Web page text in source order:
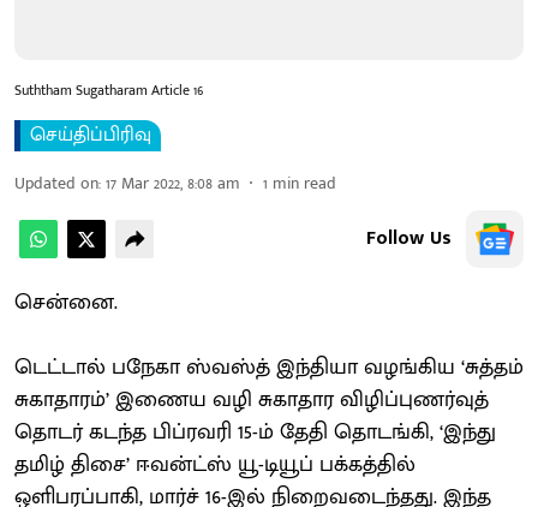
Suththam Sugatharam Article 16
செய்திப்பிரிவு
Updated on:17 Mar 2022, 8:08 am 1 min read
Follow Us
சென்னை.
டெட்டால் பநேகா ஸ்வஸ்த் இந்தியா வழங்கிய ‘சுத்தம்
சுகாதாரம்’ இணைய வழி சுகாதார விழிப்புணர்வுத்
தொடர் கடந்த பிப்ரவரி 15-ம் தேதி தொடங்கி, ‘இந்து
தமிழ் திசை’ ஈவன்ட்ஸ் யூ-டியூப் பக்கத்தில்
ஒளிபரப்பாகி, மார்ச் 16-இல் நிறைவடைந்தது. இந்த